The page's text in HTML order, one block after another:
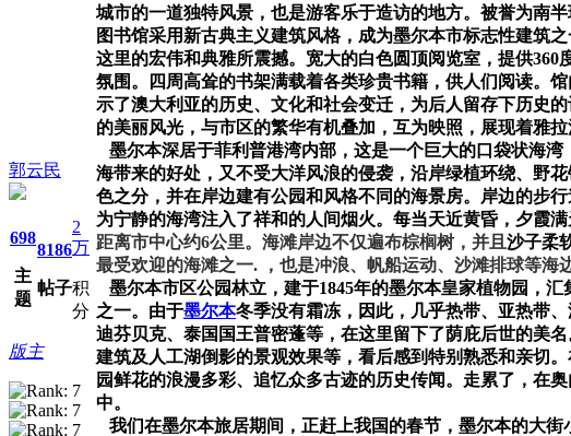
郭云民
698
主
题
8186
帖子
2
万
积
分
版主
城市的一道独特风景，也是游客乐于造访的地方。被誉为南
图书馆采用新古典主义建筑风格，成为墨尔本市标志性建筑
这里的宏伟和典雅所震撼。宽大的白色圆顶阅览室，提供360
氛围。四周高耸的书架满载着各类珍贵书籍，供人们阅读。
示了澳大利亚的历史、文化和社会变迁，为后人留存下历史
的美丽风光，与市区的繁华有机叠加，互为映照，展现着雅拉
墨尔本深居于菲利普港湾内部，这是一个巨大的口袋状海湾
海带来的好处，又不受大洋风浪的侵袭，沿岸绿植环绕、野
色之分，并在岸边建有公园和风格不同的海景房。岸边的步
为宁静的海湾注入了祥和的人间烟火。每当天近黄昏，夕霞
距离市中心约6公里。海滩岸边不仅遍布棕榈树，并且 沙子柔
最受欢迎的海滩之一.
，也是冲浪、帆船运动、沙滩排球等海
墨尔本市区公园林立，建于1845年的墨尔本皇家植物园，汇
之一。由于墨尔本冬季没有霜冻，因此，几乎热带、亚热带
迪芬贝克、泰国国王普密蓬等，在这里留下了荫庇后世的美
建筑及人工湖倒影的景观效果等，看后感到特别熟悉和亲切
园鲜花的浪漫多彩、追忆众多古迹的历史传闻。走累了，在
中。
我们在墨尔本旅居期间，正赶上我国的春节，墨尔本的大